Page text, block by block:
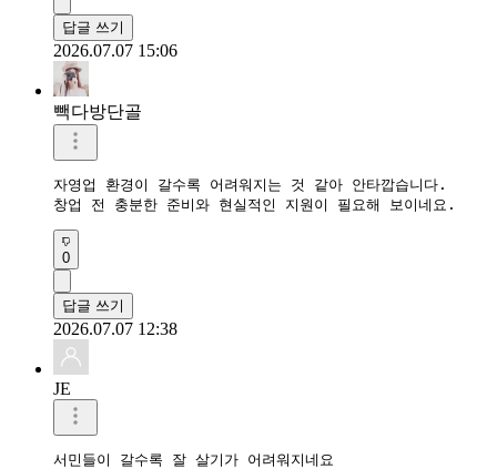
답글 쓰기
2026.07.07 15:06
빽다방단골
자영업 환경이 갈수록 어려워지는 것 같아 안타깝습니다.
0
답글 쓰기
2026.07.07 12:38
JE
서민들이 갈수록 잘 살기가 어려워지네요